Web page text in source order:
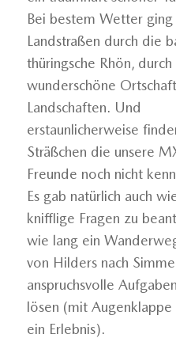
Bei bestem Wetter ging
Landstraßen durch die
thüringsche Rhön, durch
wunderschöne
Landschaften. Und
erstaunlicherweise
Sträßchen die unsere
Freunde noch nicht
Es gab natürlich auch
knifflige Fragen zu
wie lang ein
von Hilders nach
anspruchsvolle
lösen (mit
ein Erlebnis).